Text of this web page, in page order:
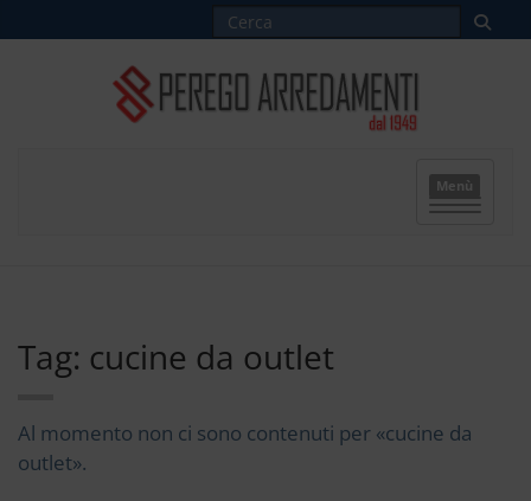
Menù
Tag: cucine da outlet
Al momento non ci sono contenuti per «cucine da
outlet».